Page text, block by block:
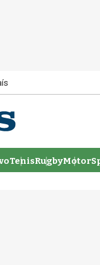
TenisRugby